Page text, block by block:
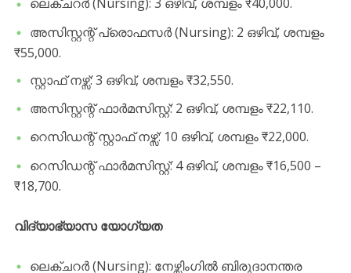
​ലെക്ചറർ (Nursing): 3 ഒഴിവ്, ശമ്പളം ₹40,000.
​അസിസ്റ്റന്റ് പ്രൊഫസർ (Nursing): 2 ഒഴിവ്, ശമ്പളം
₹55,000.
​സ്റ്റാഫ് നഴ്സ്: 3 ഒഴിവ്, ശമ്പളം ₹32,550.
​അസിസ്റ്റന്റ് ഫാർമസിസ്റ്റ്: 2 ഒഴിവ്, ശമ്പളം ₹22,110.
​റെസിഡന്റ് സ്റ്റാഫ് നഴ്സ്: 10 ഒഴിവ്, ശമ്പളം ₹22,000.
​റെസിഡന്റ് ഫാർമസിസ്റ്റ്: 4 ഒഴിവ്, ശമ്പളം ₹16,500 –
₹18,700.
വിദ്യാഭ്യാസ യോഗ്യത
​ലെക്ചറർ (Nursing): നേഴ്സിംഗിൽ ബിരുദാനന്തര